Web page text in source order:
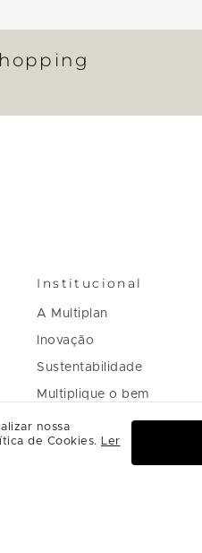
Institucional
A Multiplan
Inovação
Sustentabilidade
Multiplique o bem
Governança
Regulamento Programa de
Relacionamento
nossa
de Cookies. Ler